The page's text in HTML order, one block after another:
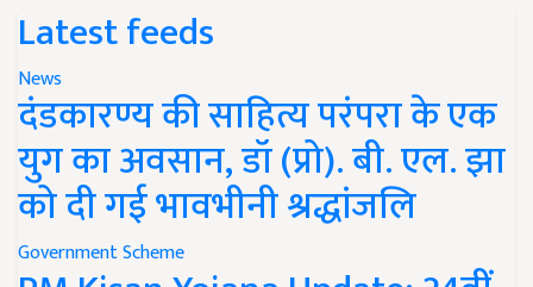
Latest feeds
News
दंडकारण्य की साहित्य परंपरा के एक
युग का अवसान, डॉ (प्रो). बी. एल. झा
को दी गई भावभीनी श्रद्धांजलि
Government Scheme